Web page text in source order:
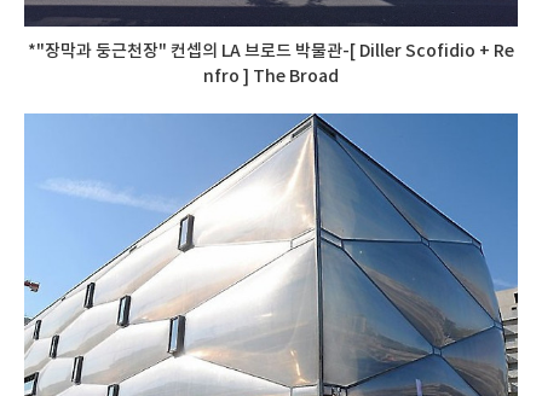
*"장막과 둥근천장" 컨셉의 LA 브로드 박물관-[ Diller Scofidio + Re
nfro ] The Broad